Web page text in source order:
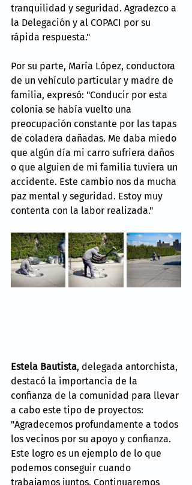
tranquilidad y seguridad. Agradezco a
la Delegación y al COPACI por su
rápida respuesta."
Por su parte, María López, conductora
de un vehículo particular y madre de
familia, expresó: "Conducir por esta
colonia se había vuelto una
preocupación constante por las tapas
de coladera dañadas. Me daba miedo
que algún día mi carro sufriera daños
o que alguien de mi familia tuviera un
accidente. Este cambio nos da mucha
paz mental y seguridad. Estoy muy
contenta con la labor realizada."
Estela Bautista, delegada antorchista,
destacó la importancia de la
confianza de la comunidad para llevar
a cabo este tipo de proyectos:
"Agradecemos profundamente a todos
los vecinos por su apoyo y confianza.
Este logro es un ejemplo de lo que
podemos conseguir cuando
trabajamos juntos. Continuaremos